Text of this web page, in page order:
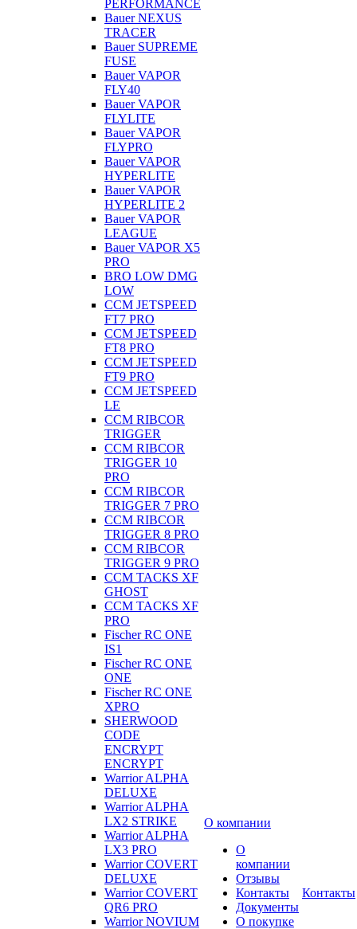
PERFORMANCE
Bauer NEXUS
TRACER
Bauer SUPREME
FUSE
Bauer VAPOR
FLY40
Bauer VAPOR
FLYLITE
Bauer VAPOR
FLYPRO
Bauer VAPOR
HYPERLITE
Bauer VAPOR
HYPERLITE 2
Bauer VAPOR
LEAGUE
Bauer VAPOR X5
PRO
BRO LOW DMG
LOW
CCM JETSPEED
FT7 PRO
CCM JETSPEED
FT8 PRO
CCM JETSPEED
FT9 PRO
CCM JETSPEED
LE
CCM RIBCOR
TRIGGER
CCM RIBCOR
TRIGGER 10
PRO
CCM RIBCOR
TRIGGER 7 PRO
CCM RIBCOR
TRIGGER 8 PRO
CCM RIBCOR
TRIGGER 9 PRO
CCM TACKS XF
GHOST
CCM TACKS XF
PRO
Fischer RC ONE
IS1
Fischer RC ONE
ONE
Fischer RC ONE
XPRO
SHERWOOD
CODE
ENCRYPT
ENCRYPT
Warrior ALPHA
DELUXE
Warrior ALPHA
LX2 STRIKE
Warrior ALPHA
LX3 PRO
Warrior COVERT
DELUXE
Warrior COVERT
QR6 PRO
Warrior NOVIUM
О компании
О
компании
Отзывы
Контакты
Документы
О покупке
Контакты